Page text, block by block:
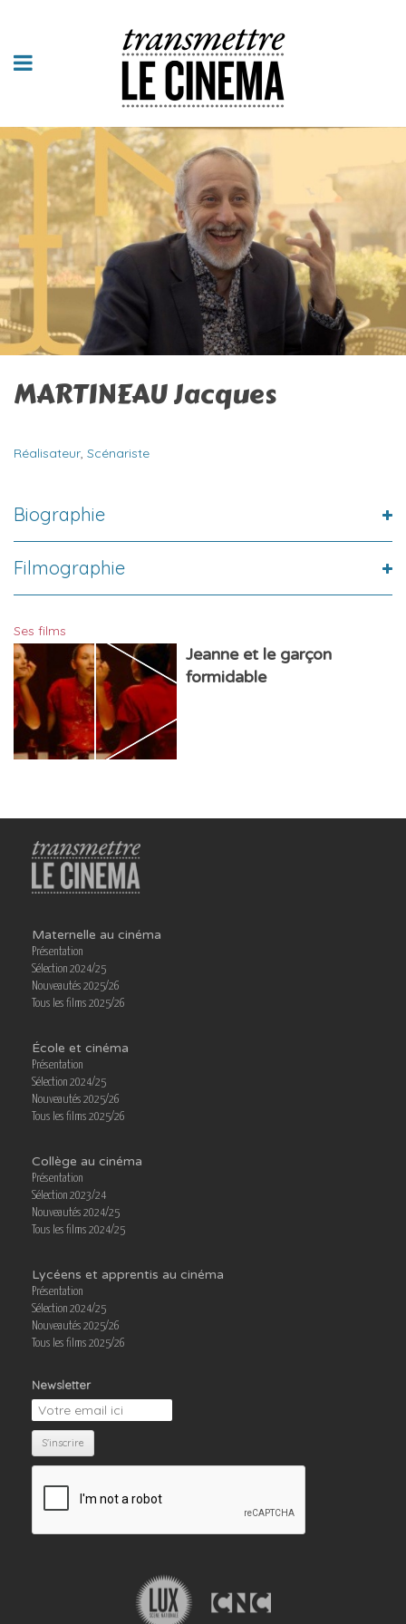
MARTINEAU Jacques
Réalisateur, Scénariste
Biographie
Filmographie
Ses films
Jeanne et le garçon
formidable
Maternelle au cinéma
Présentation
Sélection 2024/25
Nouveautés 2025/26
Tous les films 2025/26
École et cinéma
Présentation
Sélection 2024/25
Nouveautés 2025/26
Tous les films 2025/26
Collège au cinéma
Présentation
Sélection 2023/24
Nouveautés 2024/25
Tous les films 2024/25
Lycéens et apprentis au cinéma
Présentation
Sélection 2024/25
Nouveautés 2025/26
Tous les films 2025/26
Newsletter